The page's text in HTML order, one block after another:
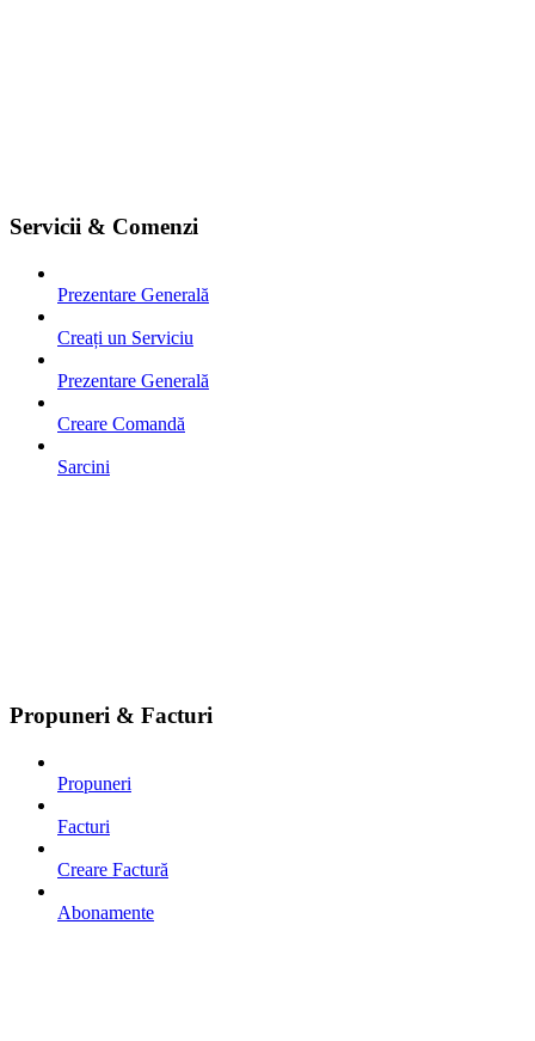
Servicii & Comenzi
Prezentare Generală
Creați un Serviciu
Prezentare Generală
Creare Comandă
Sarcini
Propuneri & Facturi
Propuneri
Facturi
Creare Factură
Abonamente